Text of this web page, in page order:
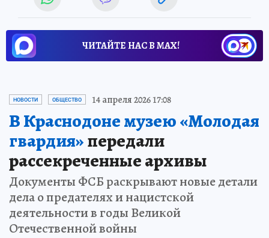
ЧИТАЙТЕ НАС В МАХ!
НОВОСТИ ОБЩЕСТВО 14 апреля 2026 17:08
В Краснодоне музею «Молодая
гвардия»передали
рассекреченные архивы
Документы ФСБ раскрывают новые детали
дела о предателях и нацистской
деятельности в годы Великой
Отечественной войны